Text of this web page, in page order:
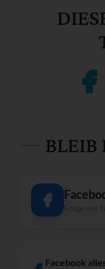
BLEIB
Facebook